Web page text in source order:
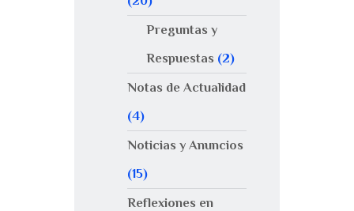
Preguntas y
Respuestas (2)
Notas de Actualidad
(4)
Noticias y Anuncios
(15)
Reflexiones en